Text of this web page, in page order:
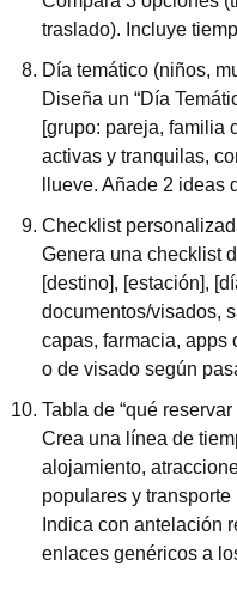
traslado). Incluye
Día temático (niños,
Diseña un “Día
[grupo: pareja, familia
activas y tranquilas,
llueve. Añade 2 ideas
Checklist
Genera una checklist
[destino], [estación],
documentos/visados,
capas, farmacia, apps
o de visado según
Tabla de “qué reservar
Crea una línea de
alojamiento,
populares y
Indica con antelación
enlaces genéricos a